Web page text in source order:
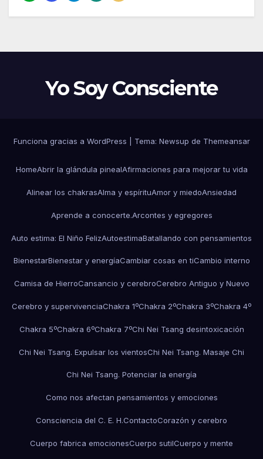
Yo Soy Consciente
Funciona gracias a WordPress Tema: Newsup de Themeansar
HomeAbrir la glándula pinealAfirmaciones para mejorar tu vida
Alinear los chakrasAlma y espírituAmor y miedoAnsiedad
Aprende a conocerte.Arcontes y egregores
Auto estima: El Niño FelizAutoestimaBatallando con pensamientos
BienestarBienestar y energíaCambiar cosas en tiCambio interno
Camisa de HierroCansancio y cerebroCerebro Antiguo y Nuevo
Cerebro y supervivenciaChakra 1ºChakra 2ºChakra 3ºChakra 4º
Chakra 5ºChakra 6ºChakra 7ºChi Nei Tsang desintoxicación
Chi Nei Tsang. Expulsar los vientosChi Nei Tsang. Masaje Chi
Chi Nei Tsang. Potenciar la energía
Como nos afectan pensamientos y emociones
Consciencia del C. E. H.ContactoCorazón y cerebro
Cuerpo fabrica emocionesCuerpo sutilCuerpo y mente